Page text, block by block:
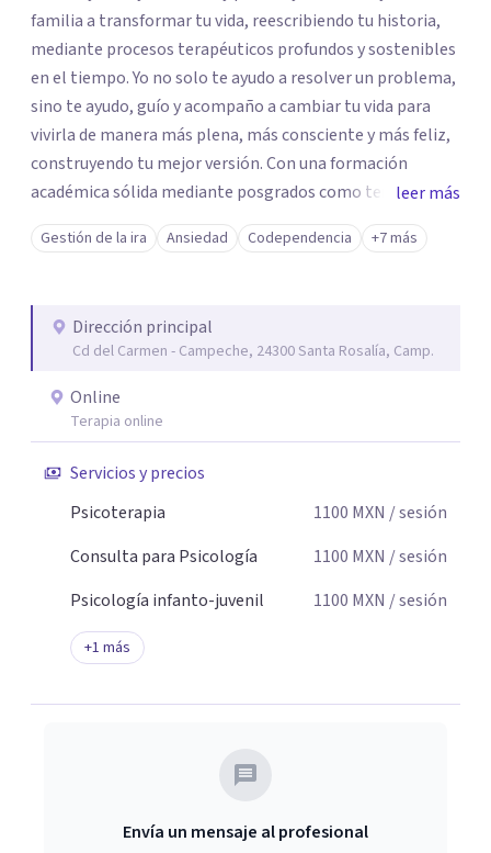
familia a transformar tu vida, reescribiendo tu historia,
mediante procesos terapéuticos profundos y sostenibles
en el tiempo. Yo no solo te ayudo a resolver un problema,
sino te ayudo, guío y acompaño a cambiar tu vida para
vivirla de manera más plena, más consciente y más feliz,
construyendo tu mejor versión. Con una formación
académica sólida mediante posgrados como terapeuta
breve, familiar e infantil, así como con respaldo
profesional y experiencia clínica de más de 26 años y
auténtica y comunicación clara y directa para darte
seguridad emocional y una dirección firme de tu proceso
de cambio.
leer más
Gestión de la ira Ansiedad Codependencia +7 más
Dirección principal
Cd del Carmen - Campeche, 24300 Santa Rosalía, Camp.
Online
Terapia online
Servicios y precios
Psicoterapia
1100 MXN / sesión
Consulta para Psicología
1100 MXN / sesión
Psicología infanto-juvenil
1100 MXN / sesión
+1 más
Envía un mensaje al profesional